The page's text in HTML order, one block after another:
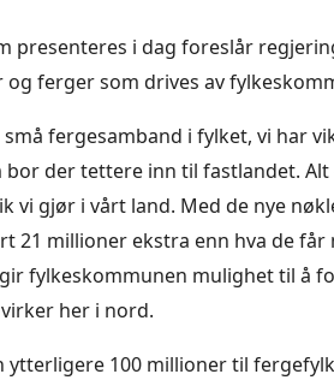
presenteres i dag foreslår
ferger som drives av
fergesamband i fylket, vi har
der tettere inn til fastlandet.
vi gjør i vårt land. Med de nye
millioner ekstra enn hva de får
fylkeskommunen mulighet til å
her i nord.
ytterligere 100 millioner til